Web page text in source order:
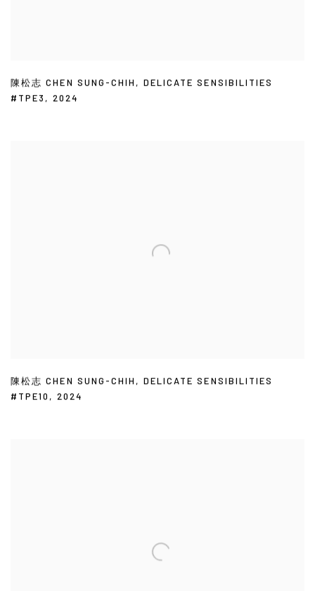
陳松志 CHEN SUNG-CHIH, DELICATE SENSIBILITIES
#TPE3, 2024
陳松志 CHEN SUNG-CHIH , DELICATE SENSIBILITIES
#TPE10 , 2024